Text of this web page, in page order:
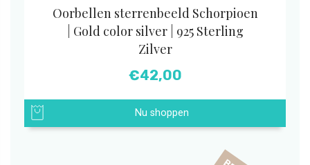
Oorbellen sterrenbeeld Schorpioen
| Gold color silver | 925 Sterling
Zilver
€42,00
Nu shoppen